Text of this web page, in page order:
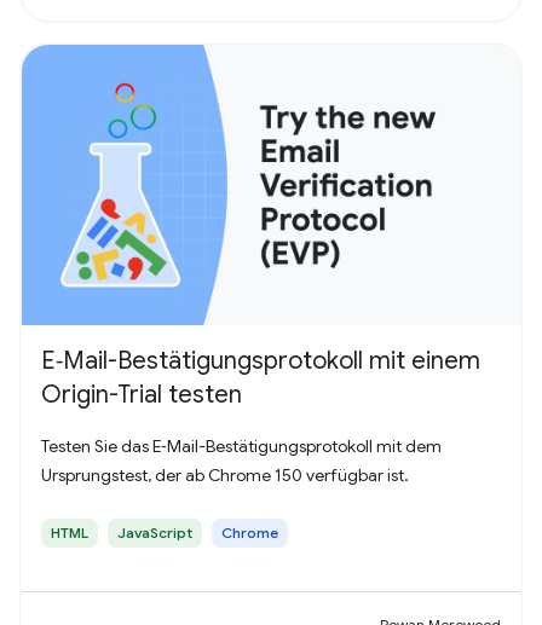
E‑Mail-Bestätigungsprotokoll mit einem
Origin-Trial testen
Testen Sie das E‑Mail-Bestätigungsprotokoll mit dem
Ursprungstest, der ab Chrome 150 verfügbar ist.
HTML JavaScript Chrome